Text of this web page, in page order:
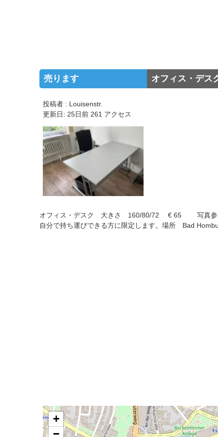
売ります オフィス・デス
投稿者 : Louisenstr.
更新日: 25日前 261 アクセス
オフィス・デスク 大きさ 160/80/72 € 65 写真参
自分で持ち運びできる方に限定します。場所 Bad
+
−